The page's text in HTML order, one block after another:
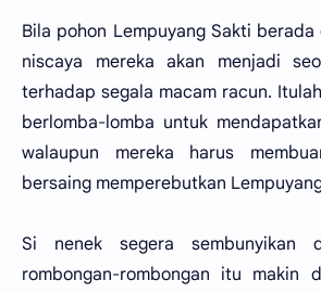
Bila pohon Lempuyang Sakti
niscaya mereka akan menjadi
terhadap segala macam racun.
berlomba-lomba untuk
walaupun mereka harus
bersaing memperebutkan
Si nenek segera sembunyikan
rombongan-rombongan itu makin